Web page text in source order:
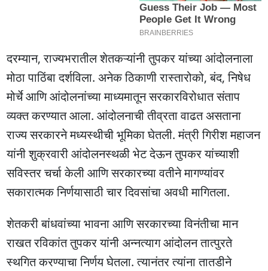
दरम्यान, राज्यभरातील शेतकऱ्यांनी तुपकर यांच्या आंदोलनाला
मोठा पाठिंबा दर्शविला. अनेक ठिकाणी रास्तारोको, बंद, निषेध
मोर्चे आणि आंदोलनांच्या माध्यमातून सरकारविरोधात संताप
व्यक्त करण्यात आला. आंदोलनाची तीव्रता वाढत असताना
राज्य सरकारने मध्यस्थीची भूमिका घेतली. मंत्री गिरीश महाजन
यांनी शुक्रवारी आंदोलनस्थळी भेट देऊन तुपकर यांच्याशी
सविस्तर चर्चा केली आणि सरकारच्या वतीने मागण्यांवर
सकारात्मक निर्णयासाठी चार दिवसांचा अवधी मागितला.
शेतकरी बांधवांच्या भावना आणि सरकारच्या विनंतीचा मान
राखत रविकांत तुपकर यांनी अन्नत्याग आंदोलन तात्पुरते
स्थगित करण्याचा निर्णय घेतला. त्यानंतर त्यांना तातडीने